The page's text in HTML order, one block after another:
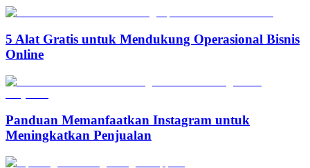
5 Alat Gratis untuk Mendukung Operasional Bisnis
Online
Panduan Memanfaatkan Instagram untuk
Meningkatkan Penjualan